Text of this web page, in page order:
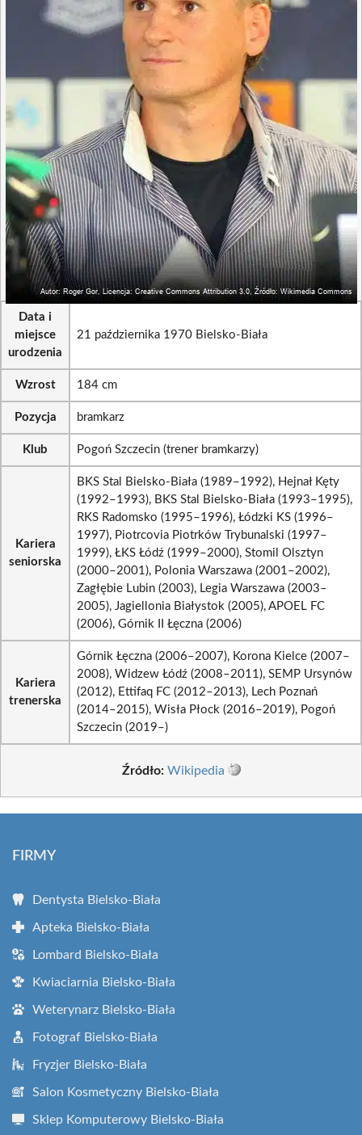
Data i
miejsce
urodzenia
21 października 1970 Bielsko-Biała
Wzrost 184 cm
Pozycja bramkarz
Klub Pogoń Szczecin (trener bramkarzy)
Kariera
seniorska
BKS Stal Bielsko-Biała (1989–1992), Hejnał Kęty
(1992–1993), BKS Stal Bielsko-Biała (1993–1995),
RKS Radomsko (1995–1996), Łódzki KS (1996–
1997), Piotrcovia Piotrków Trybunalski (1997–
1999), ŁKS Łódź (1999–2000), Stomil Olsztyn
(2000–2001), Polonia Warszawa (2001–2002),
Zagłębie Lubin (2003), Legia Warszawa (2003–
2005), Jagiellonia Białystok (2005), APOEL FC
(2006), Górnik II Łęczna (2006)
Kariera
trenerska
Górnik Łęczna (2006–2007), Korona Kielce (2007–
2008), Widzew Łódź (2008–2011), SEMP Ursynów
(2012), Ettifaq FC (2012–2013), Lech Poznań
(2014–2015), Wisła Płock (2016–2019), Pogoń
Szczecin (2019–)
Źródło: Wikipedia
FIRMY
Dentysta Bielsko-Biała
Apteka Bielsko-Biała
Lombard Bielsko-Biała
Kwiaciarnia Bielsko-Biała
Weterynarz Bielsko-Biała
Fotograf Bielsko-Biała
Fryzjer Bielsko-Biała
Salon Kosmetyczny Bielsko-Biała
Sklep Komputerowy Bielsko-Biała